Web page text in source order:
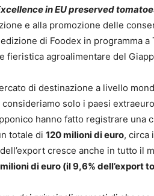
in EU preserved
e alla promozione delle
di Foodex in programma a
fieristica agroalimentare del
di destinazione a livello
solo i paesi
hanno fatto registrare una
totale di 120 milioni di euro, circa
cresce anche in tutto il
di euro (il 9,6% dell’export